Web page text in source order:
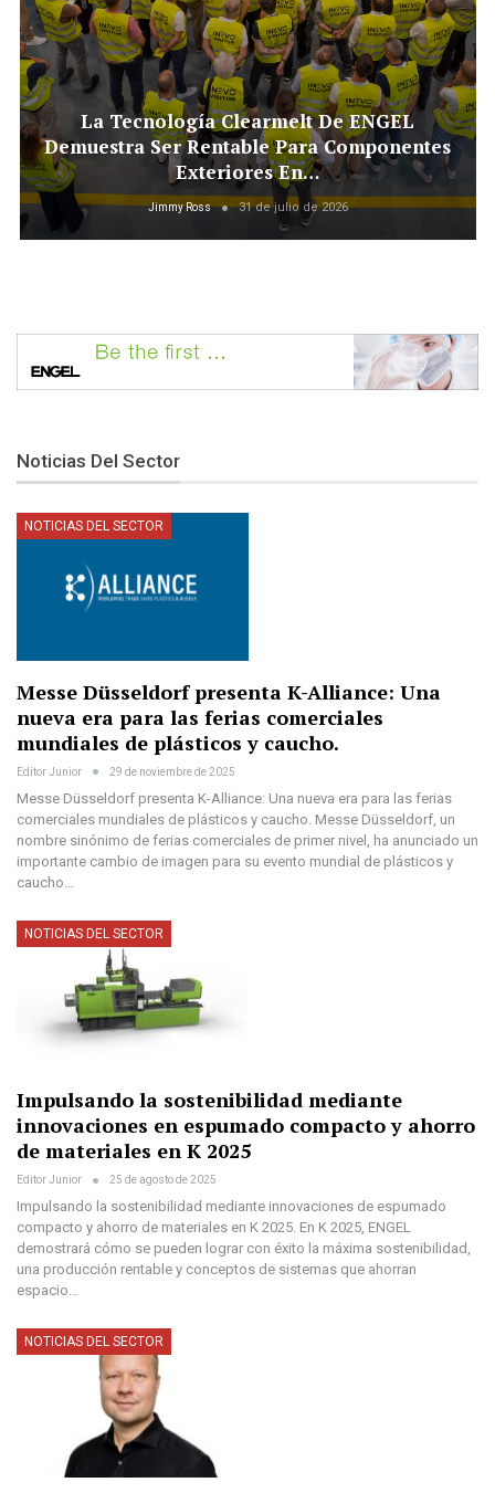
La Tecnología Clearmelt De ENGEL
Demuestra Ser Rentable Para Componentes
Exteriores En…
Jimmy Ross 31 de julio de 2026
Noticias Del Sector
NOTICIAS DEL SECTOR
Messe Düsseldorf presenta K-Alliance: Una
nueva era para las ferias comerciales
mundiales de plásticos y caucho.
Editor Junior 29 de noviembre de 2025
Messe Düsseldorf presenta K-Alliance: Una nueva era para las ferias
comerciales mundiales de plásticos y caucho. Messe Düsseldorf, un
nombre sinónimo de ferias comerciales de primer nivel, ha anunciado un
importante cambio de imagen para su evento mundial de plásticos y
caucho…
NOTICIAS DEL SECTOR
Impulsando la sostenibilidad mediante
innovaciones en espumado compacto y ahorro
de materiales en K 2025
Editor Junior 25 de agosto de 2025
Impulsando la sostenibilidad mediante innovaciones de espumado
compacto y ahorro de materiales en K 2025. En K 2025, ENGEL
demostrará cómo se pueden lograr con éxito la máxima sostenibilidad,
una producción rentable y conceptos de sistemas que ahorran
espacio…
NOTICIAS DEL SECTOR